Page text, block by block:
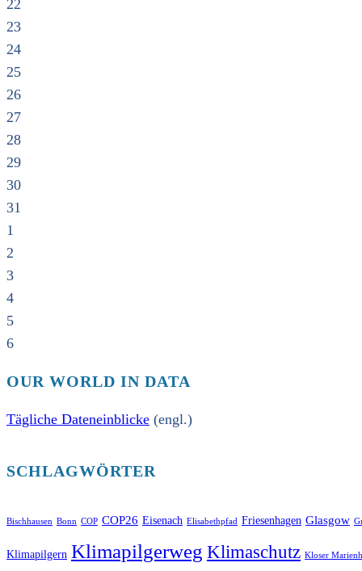
22
23
24
25
26
27
28
29
30
31
1
2
3
4
5
6
OUR WORLD IN DATA
Tägliche Dateneinblicke (engl.)
SCHLAGWÖRTER
Bischhausen Bonn COP COP26 Eisenach Elisabethpfad Friesenhagen Glasgow
Klimapilgern Klimapilgerweg Klimaschutz Kloser